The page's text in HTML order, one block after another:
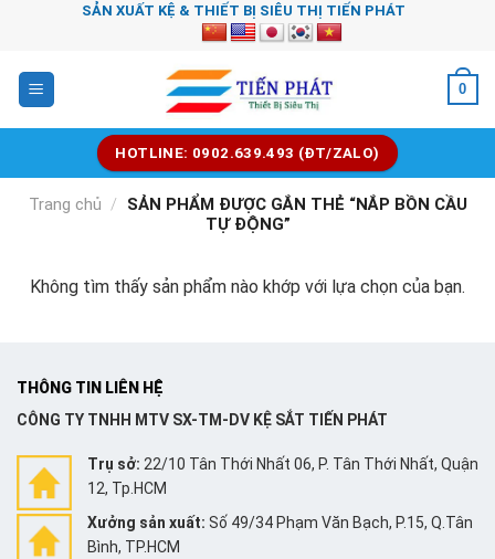
nội
dung
SẢN XUẤT KỆ & THIẾT BỊ SIÊU THỊ TIẾN PHÁT
0
HOTLINE: 0902.639.493 (ĐT/ZALO)
Trang chủ /
SẢN PHẨM ĐƯỢC GẮN THẺ “NẮP BỒN CẦU
TỰ ĐỘNG”
Không tìm thấy sản phẩm nào khớp với lựa chọn của bạn.
THÔNG TIN LIÊN HỆ
CÔNG TY TNHH MTV SX-TM-DV KỆ SẮT TIẾN PHÁT
Trụ sở: 22/10 Tân Thới Nhất 06, P. Tân Thới Nhất, Quận
12, Tp.HCM
Xưởng sản xuất: Số 49/34 Phạm Văn Bạch, P.15, Q.Tân
Bình, TP.HCM